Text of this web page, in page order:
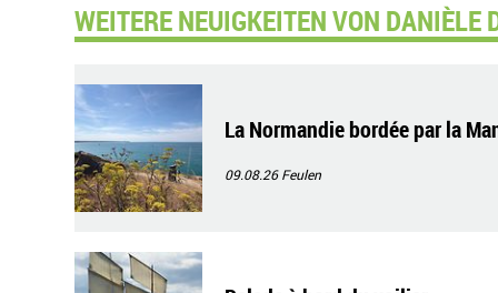
WEITERE NEUIGKEITEN VON DANIÈLE
La Normandie bordée par la
09.08.26Feulen